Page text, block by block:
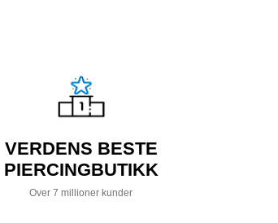
VERDENS BESTE
PIERCINGBUTIKK
Over 7 millioner kunder